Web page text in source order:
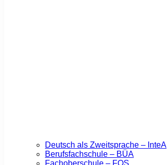
Deutsch als Zweitsprache – InteA
Berufsfachschule – BÜA
Fachoberschule – FOS